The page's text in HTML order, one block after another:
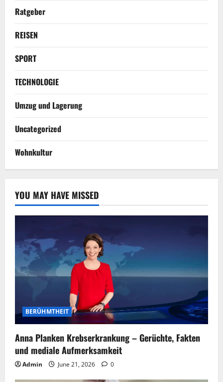
Ratgeber
REISEN
SPORT
TECHNOLOGIE
Umzug und Lagerung
Uncategorized
Wohnkultur
YOU MAY HAVE MISSED
BERÜHMTHEIT
Anna Planken Krebserkrankung – Gerüchte, Fakten
und mediale Aufmerksamkeit
Admin June 21, 2026 0